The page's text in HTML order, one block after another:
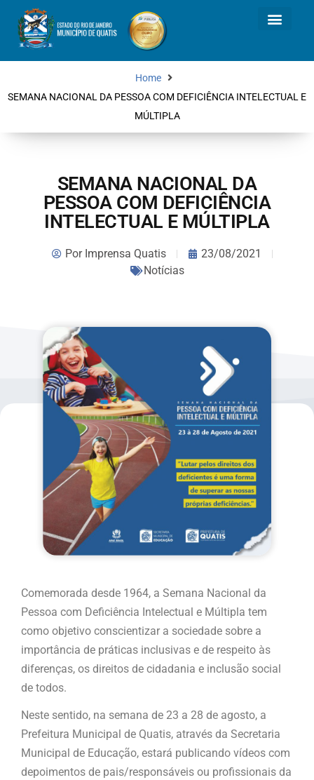
Home
SEMANA NACIONAL DA PESSOA COM DEFICIÊNCIA INTELECTUAL E
MÚLTIPLA
SEMANA NACIONAL DA
PESSOA COM DEFICIÊNCIA
INTELECTUAL E MÚLTIPLA
PorImprensa Quatis
23/08/2021
Notícias
Comemorada desde 1964, a Semana Nacional da
Pessoa com Deficiência Intelectual e Múltipla tem
como objetivo conscientizar a sociedade sobre a
importância de práticas inclusivas e de respeito às
diferenças, os direitos de cidadania e inclusão social
de todos.
Neste sentido, na semana de 23 a 28 de agosto, a
Prefeitura Municipal de Quatis, através da Secretaria
Municipal de Educação, estará publicando vídeos com
depoimentos de pais/responsáveis ou profissionais da